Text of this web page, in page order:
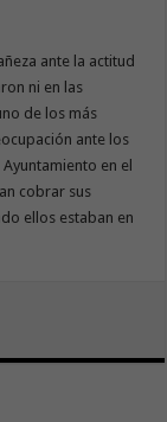
ante la actitud
ni en las
de los más
ante los
en el
cobrar sus
ellos estaban en